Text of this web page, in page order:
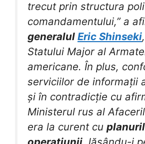
trecut prin structura
comandamentului,” a
generalul Eric Shinseki
Statului Major al
americane. În plus,
serviciilor de informații
și în contradicție cu
Ministerul rus al
era la curent cu